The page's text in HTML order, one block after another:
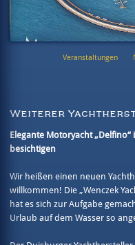
Veranstaltungen
Weiterer
Elegante Motoryacht
besichtigen
Wir heißen einen neuen
willkommen! Die „Wenczek
hat es sich zur Aufgabe
Urlaub auf dem Wasser so